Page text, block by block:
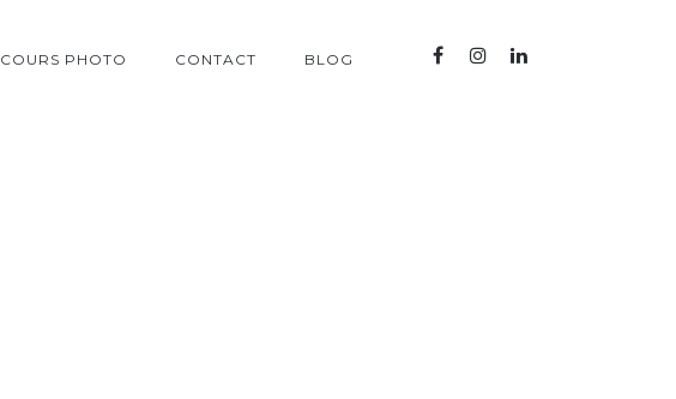
COURS PHOTO CONTACT BLOG